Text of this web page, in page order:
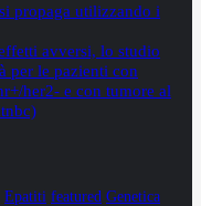
propaga utilizzando i
avversi, lo studio
per le pazienti con
her2- e con tumore al
Epatiti featured Genetica